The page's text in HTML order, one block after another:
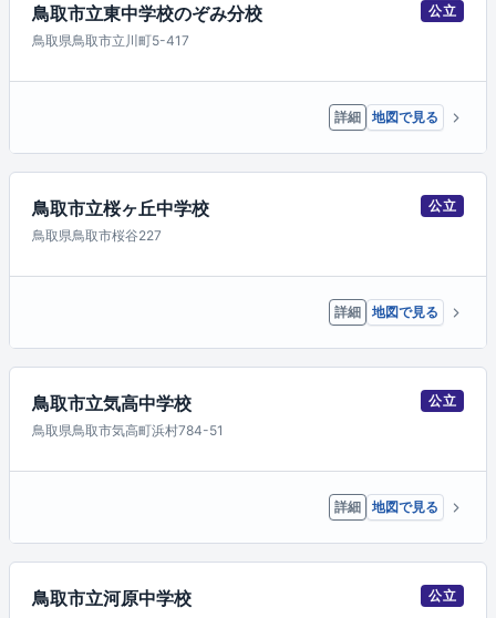
鳥取市立東中学校のぞみ分校
公立
鳥取県鳥取市立川町5-417
詳細 地図で見る
鳥取市立桜ヶ丘中学校
公立
鳥取県鳥取市桜谷227
詳細 地図で見る
鳥取市立気高中学校
公立
鳥取県鳥取市気高町浜村784-51
詳細 地図で見る
鳥取市立河原中学校
公立